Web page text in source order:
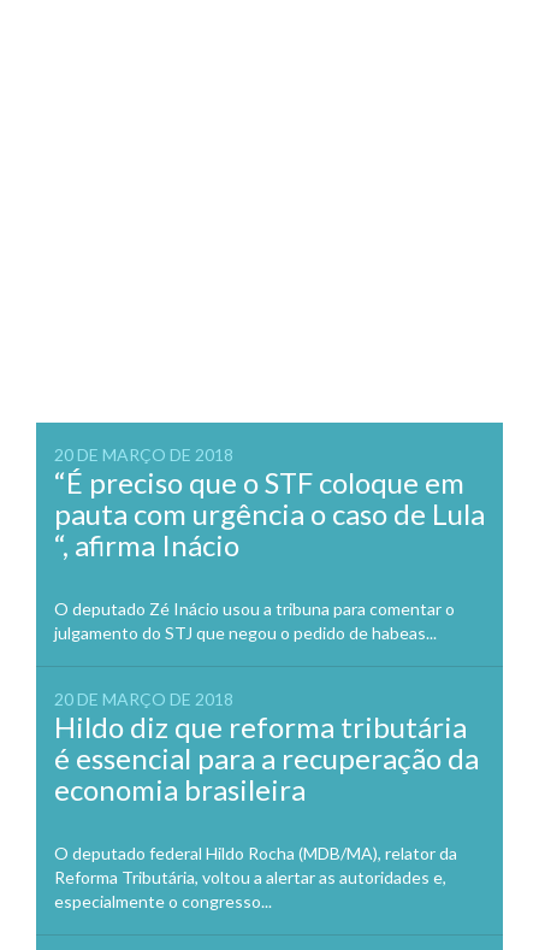
20 DE MARÇO DE 2018
“É preciso que o STF coloque em
pauta com urgência o caso de Lula
“, afirma Inácio
O deputado Zé Inácio usou a tribuna para comentar o
julgamento do STJ que negou o pedido de habeas...
20 DE MARÇO DE 2018
Hildo diz que reforma tributária
é essencial para a recuperação da
economia brasileira
O deputado federal Hildo Rocha (MDB/MA), relator da
Reforma Tributária, voltou a alertar as autoridades e,
especialmente o congresso...